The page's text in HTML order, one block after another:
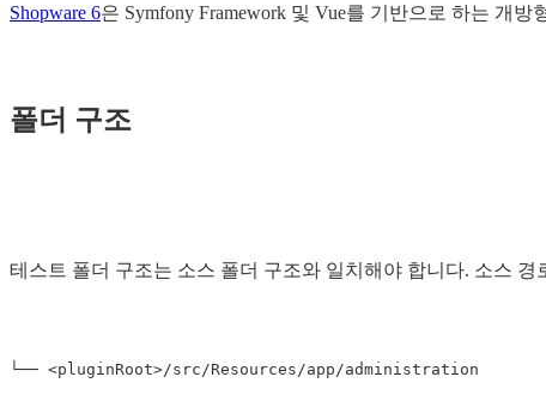
Shopware 6은 Symfony Framework 및 Vue를 기반으로 하는 개
폴더 구조
테스트 폴더 구조는 소스 폴더 구조와 일치해야 합니다. 소스
└── <pluginRoot>/src/Resources/app/administration